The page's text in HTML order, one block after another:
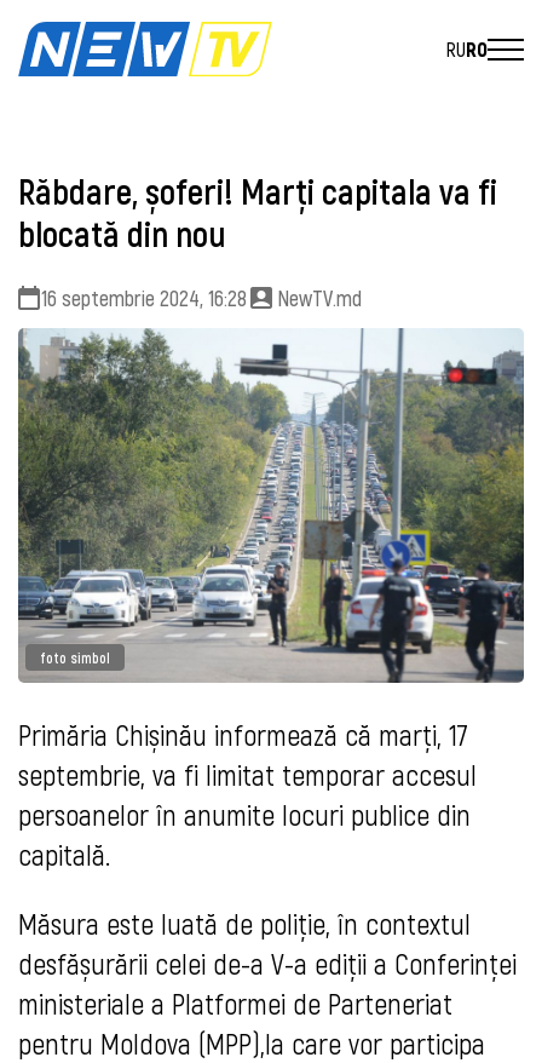
RURO
Răbdare, șoferi! Marți capitala va fi
blocată din nou
16 septembrie 2024, 16:28 NewTV.md
foto simbol
Primăria Chișinău informează că marți, 17
septembrie, va fi limitat temporar accesul
persoanelor în anumite locuri publice din
capitală.
Măsura este luată de poliție, în contextul
desfășurării celei de-a V-a ediții a Conferinței
ministeriale a Platformei de Parteneriat
pentru Moldova (MPP),la care vor participa